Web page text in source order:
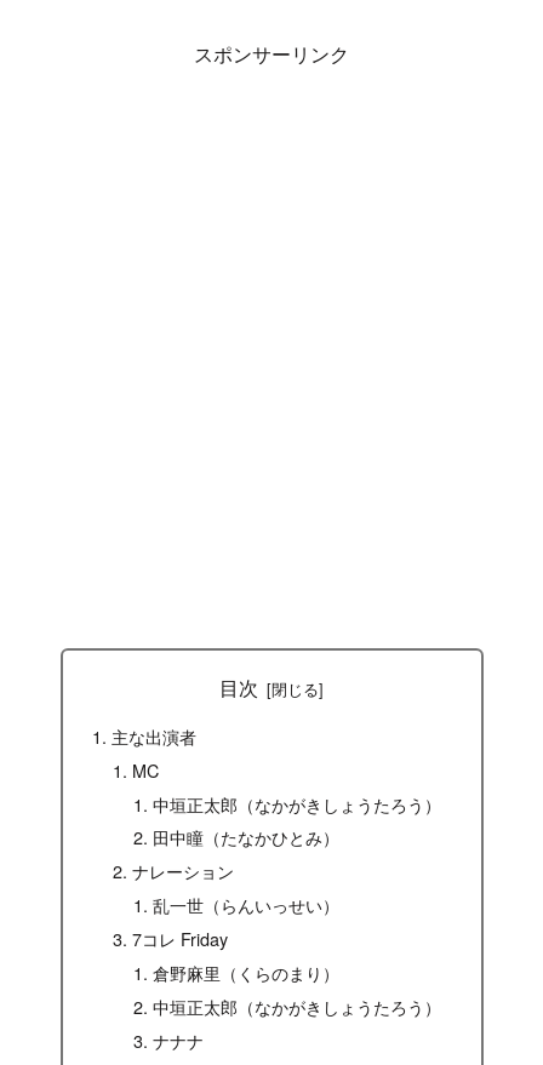
スポンサーリンク
目次
主な出演者
MC
中垣正太郎（なかがきしょうたろう）
田中瞳（たなかひとみ）
ナレーション
乱一世（らんいっせい）
7コレ Friday
倉野麻里（くらのまり）
中垣正太郎（なかがきしょうたろう）
ナナナ